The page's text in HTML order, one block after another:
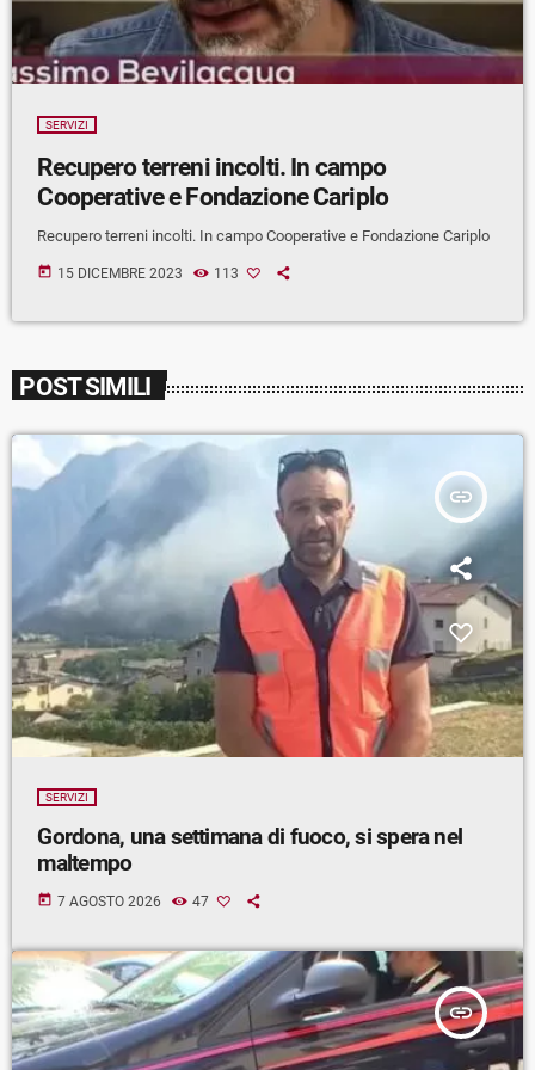
SERVIZI
Recupero terreni incolti. In campo
Cooperative e Fondazione Cariplo
Recupero terreni incolti. In campo Cooperative e Fondazione Cariplo
today 15 DICEMBRE 2023 113
POST SIMILI
insert_link
SERVIZI
Gordona, una settimana di fuoco, si spera nel
maltempo
today 7 AGOSTO 2026 47
insert_link